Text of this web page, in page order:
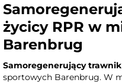
życicy RPR w
Barenbrug
Samoregenerujący trawnik
sportowych Barenbrug. W